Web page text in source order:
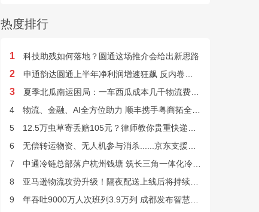
热度排行
1 科技助残如何落地？圆通这场推介会给出新思路
2 申通韵达圆通上半年净利润增速狂飙 反内卷效果显现
3
夏季北瓜南运困局：一车西瓜成本几千物流费上万谁来解？
4
物流、金融、AI全方位助力 顺丰携手粤商拓全球市场
5
12.5万虫草寄丢赔105元？律师教你贵重快递丢失如何维权
6
无偿转运物资、无人机参与消杀......京东支援广西灾后重建
7
中通冷链总部落户杭州钱塘 筑长三角一体化冷链中枢基地
8
亚马逊物流攻势升级！隔夜配送上线后将持续挤压快递巨头
9
年吞吐9000万人次班列3.9万列 成都发布智慧物流“双清单”